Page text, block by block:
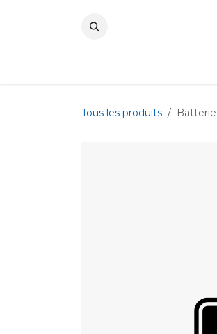
Tous les produits